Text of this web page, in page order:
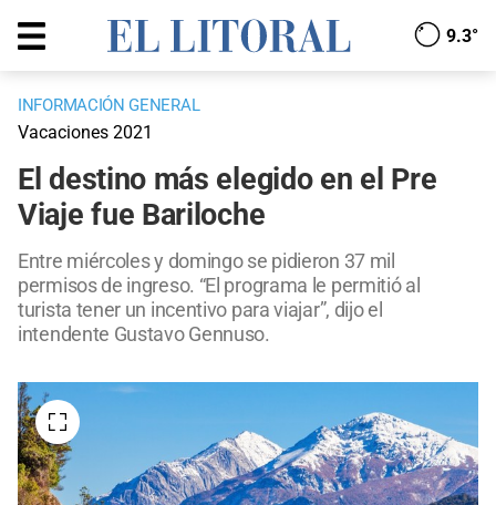
9.3°
INFORMACIÓN GENERAL
Vacaciones 2021
El destino más elegido en el Pre
Viaje fue Bariloche
Entre miércoles y domingo se pidieron 37 mil
permisos de ingreso. “El programa le permitió al
turista tener un incentivo para viajar”, dijo el
intendente Gustavo Gennuso.